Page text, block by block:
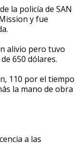
la policía de SAN
y fue
alivio pero tuvo
650 dólares.
110 por el tiempo
la mano de obra
a las